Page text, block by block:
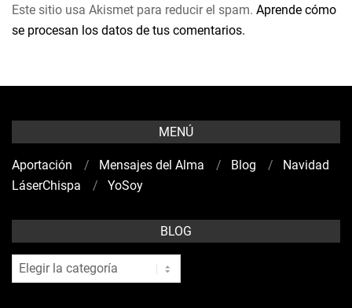
Este sitio usa Akismet para reducir el spam. Aprende cómo
se procesan los datos de tus comentarios.
MENÚ
Aportación Mensajes del Alma Blog
Navidad
LáserChispa
YoSoy
BLOG
blog